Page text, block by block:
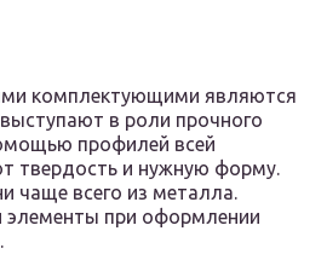
комплектующими являются
в роли прочного
профилей всей
твердость и нужную форму.
чаще всего из металла.
элементы при оформлении